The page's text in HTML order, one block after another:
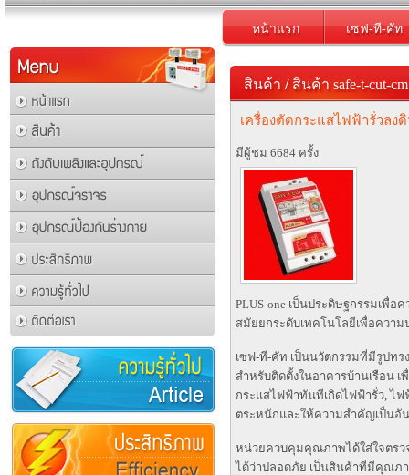
หน้าแรก เซฟ-ที-คัท
สินค้า / สินค้า safe-t-cut-cm
เครื่องตัดกระแสไฟฟ้ารั่วลงดิ
มีผู้ชม 6684 ครั้ง
PLUS-one เป็นประดิษฐกรรมเ
สมัยยกระดับเทคโนโลยีเพื่อควา
เซฟ-ที-คัท เป็นนวัตกรรมที่มีรูปท
สำหรับติดตั้งในอาคารบ้านเรือน
กระแสไฟฟ้าทันทีเกิดไฟฟ้ารั่ว, ไ
ตระหนักและให้ความสำคัญเป็นอั
หน่วยควบคุมคุณภาพได้ใส่ใจตรวจ
ได้ว่าปลอดภัย เป็นสินค้าที่มีคุณภ